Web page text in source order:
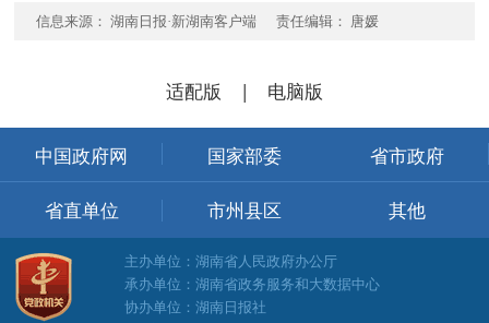
信息来源： 湖南日报·新湖南客户端 责任编辑： 唐媛
适配版 | 电脑版
中国政府网 国家部委 省市政府
省直单位 市州县区 其他
主办单位：湖南省人民政府办公厅
承办单位：湖南省政务服务和大数据中心
协办单位：湖南日报社